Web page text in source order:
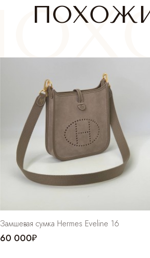
Замшевая сумка Hermes Eveline 16
60 000₽